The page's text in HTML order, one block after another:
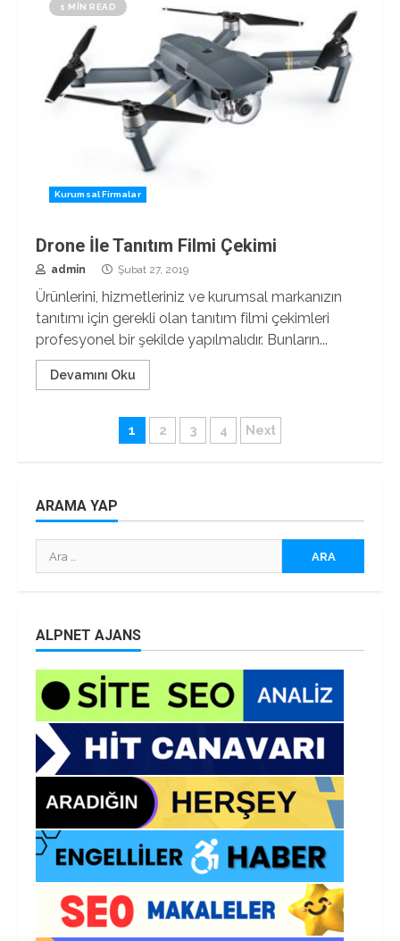
1 MIN READ
Kurumsal Firmalar
Drone İle Tanıtım Filmi Çekimi
admin Şubat 27, 2019
Ürünlerini, hizmetleriniz ve kurumsal markanızın
tanıtımı için gerekli olan tanıtım filmi çekimleri
profesyonel bir şekilde yapılmalıdır. Bunların...
Devamını Oku
Yazı
1 2 3 4 Next
ARAMA YAP
Arama:
ALPNET AJANS